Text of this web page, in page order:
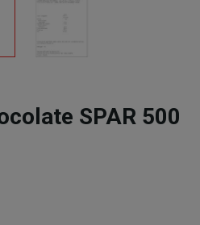
SPAR 500